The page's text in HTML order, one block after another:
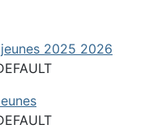
2025 2026